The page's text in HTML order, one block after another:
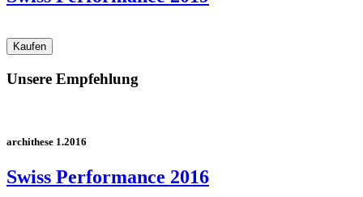
Unsere Empfehlung
archithese 1.2016
Swiss Performance 2016